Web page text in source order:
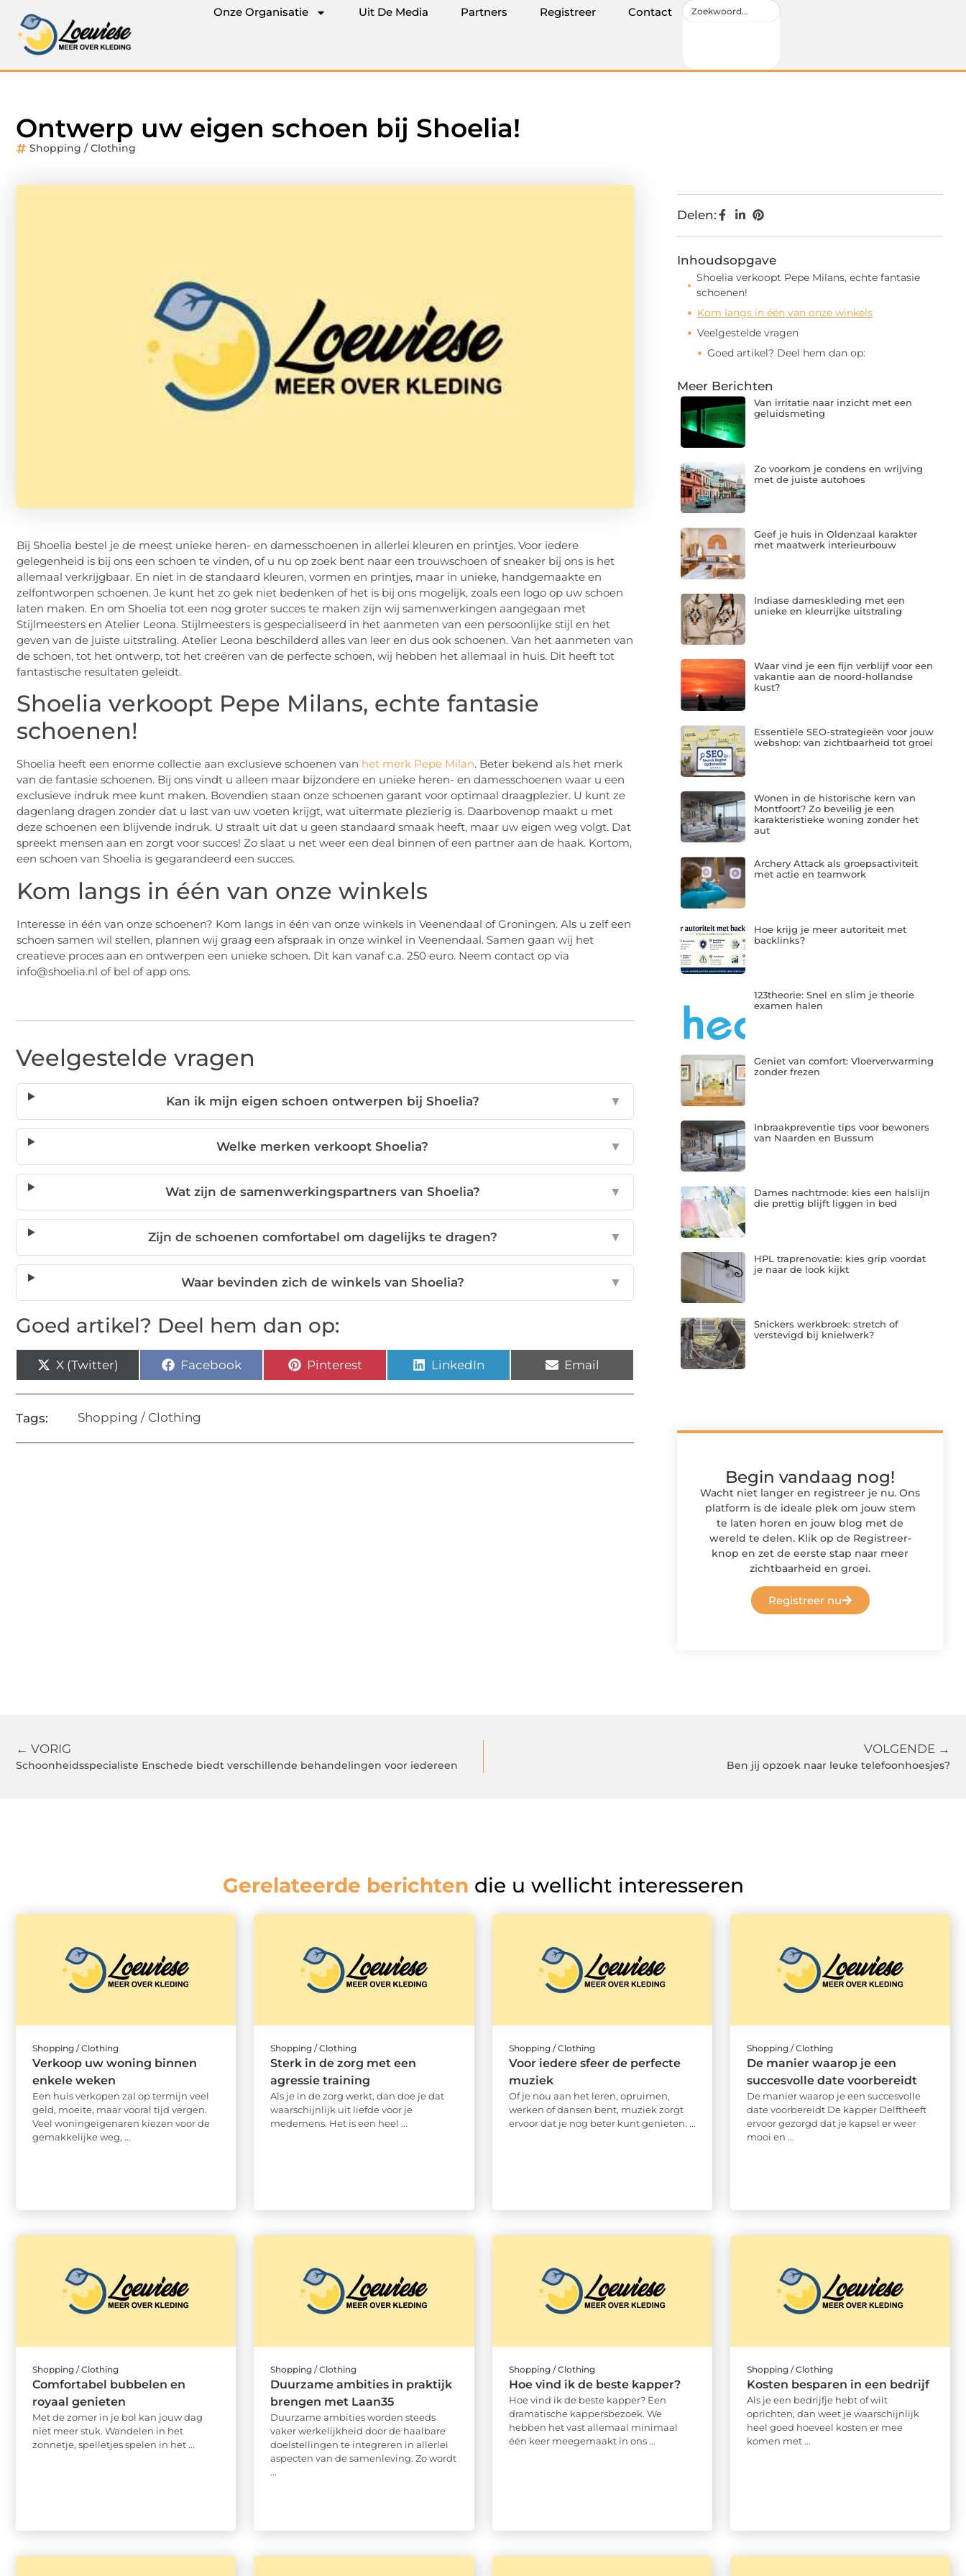
Onze Organisatie Uit De Media Partners Registreer Contact
Ontwerp uw eigen schoen bij Shoelia!
Shopping / Clothing
Bij Shoelia bestel je de meest unieke heren- en damesschoenen in allerlei kleuren en printjes. Voor iedere
gelegenheid is bij ons een schoen te vinden, of u nu op zoek bent naar een trouwschoen of sneaker bij ons is het
allemaal verkrijgbaar. En niet in de standaard kleuren, vormen en printjes, maar in unieke, handgemaakte en
zelfontworpen schoenen. Je kunt het zo gek niet bedenken of het is bij ons mogelijk, zoals een logo op uw schoen
laten maken. En om Shoelia tot een nog groter succes te maken zijn wij samenwerkingen aangegaan met
Stijlmeesters en Atelier Leona. Stijlmeesters is gespecialiseerd in het aanmeten van een persoonlijke stijl en het
geven van de juiste uitstraling. Atelier Leona beschilderd alles van leer en dus ook schoenen. Van het aanmeten van
de schoen, tot het ontwerp, tot het creëren van de perfecte schoen, wij hebben het allemaal in huis. Dit heeft tot
fantastische resultaten geleidt.
Shoelia verkoopt Pepe Milans, echte fantasie
schoenen!
Shoelia heeft een enorme collectie aan exclusieve schoenen van het merk Pepe Milan. Beter bekend als het merk
van de fantasie schoenen. Bij ons vindt u alleen maar bijzondere en unieke heren- en damesschoenen waar u een
exclusieve indruk mee kunt maken. Bovendien staan onze schoenen garant voor optimaal draagplezier. U kunt ze
dagenlang dragen zonder dat u last van uw voeten krijgt, wat uitermate plezierig is. Daarbovenop maakt u met
deze schoenen een blijvende indruk. U straalt uit dat u geen standaard smaak heeft, maar uw eigen weg volgt. Dat
spreekt mensen aan en zorgt voor succes! Zo slaat u net weer een deal binnen of een partner aan de haak. Kortom,
een schoen van Shoelia is gegarandeerd een succes.
Kom langs in één van onze winkels
Interesse in één van onze schoenen? Kom langs in één van onze winkels in Veenendaal of Groningen. Als u zelf een
schoen samen wil stellen, plannen wij graag een afspraak in onze winkel in Veenendaal. Samen gaan wij het
creatieve proces aan en ontwerpen een unieke schoen. Dit kan vanaf c.a. 250 euro. Neem contact op via
info@shoelia.nl of bel of app ons.
Veelgestelde vragen
Kan ik mijn eigen schoen ontwerpen bij Shoelia? ▼
Welke merken verkoopt Shoelia? ▼
Wat zijn de samenwerkingspartners van Shoelia? ▼
Zijn de schoenen comfortabel om dagelijks te dragen? ▼
Waar bevinden zich de winkels van Shoelia? ▼
Goed artikel? Deel hem dan op:
X (Twitter) Facebook Pinterest LinkedIn Email
Tags: Shopping / Clothing
Delen:
Inhoudsopgave
Shoelia verkoopt Pepe Milans, echte fantasie
schoenen!
Kom langs in één van onze winkels
Veelgestelde vragen
Goed artikel? Deel hem dan op:
Meer Berichten
Van irritatie naar inzicht met een
geluidsmeting
Zo voorkom je condens en wrijving
met de juiste autohoes
Geef je huis in Oldenzaal karakter
met maatwerk interieurbouw
Indiase dameskleding met een
unieke en kleurrijke uitstraling
Waar vind je een fijn verblijf voor een
vakantie aan de noord-hollandse
kust?
Essentiële SEO-strategieën voor jouw
webshop: van zichtbaarheid tot groei
Wonen in de historische kern van
Montfoort? Zo beveilig je een
karakteristieke woning zonder het
aut
Archery Attack als groepsactiviteit
met actie en teamwork
Hoe krijg je meer autoriteit met
backlinks?
123theorie: Snel en slim je theorie
examen halen
Geniet van comfort: Vloerverwarming
zonder frezen
Inbraakpreventie tips voor bewoners
van Naarden en Bussum
Dames nachtmode: kies een halslijn
die prettig blijft liggen in bed
HPL traprenovatie: kies grip voordat
je naar de look kijkt
Snickers werkbroek: stretch of
verstevigd bij knielwerk?
Begin vandaag nog!
Wacht niet langer en registreer je nu. Ons
platform is de ideale plek om jouw stem
te laten horen en jouw blog met de
wereld te delen. Klik op de Registreer-
knop en zet de eerste stap naar meer
zichtbaarheid en groei.
Registreer nu
← VORIG
Schoonheidsspecialiste Enschede biedt verschillende behandelingen voor iedereen
VOLGENDE →
Ben jij opzoek naar leuke telefoonhoesjes?
Gerelateerde berichten die u wellicht interesseren
Shopping / Clothing
Verkoop uw woning binnen
enkele weken
Een huis verkopen zal op termijn veel
geld, moeite, maar vooral tijd vergen.
Veel woningeigenaren kiezen voor de
gemakkelijke weg, ...
Shopping / Clothing
Sterk in de zorg met een
agressie training
Als je in de zorg werkt, dan doe je dat
waarschijnlijk uit liefde voor je
medemens. Het is een heel ...
Shopping / Clothing
Voor iedere sfeer de perfecte
muziek
Of je nou aan het leren, opruimen,
werken of dansen bent, muziek zorgt
ervoor dat je nog beter kunt genieten. ...
Shopping / Clothing
De manier waarop je een
succesvolle date voorbereidt
De manier waarop je een succesvolle
date voorbereidt De kapper Delftheeft
ervoor gezorgd dat je kapsel er weer
mooi en ...
Shopping / Clothing
Comfortabel bubbelen en
royaal genieten
Met de zomer in je bol kan jouw dag
niet meer stuk. Wandelen in het
zonnetje, spelletjes spelen in het ...
Shopping / Clothing
Duurzame ambities in praktijk
brengen met Laan35
Duurzame ambities worden steeds
vaker werkelijkheid door de haalbare
doelstellingen te integreren in allerlei
aspecten van de samenleving. Zo wordt
...
Shopping / Clothing
Hoe vind ik de beste kapper?
Hoe vind ik de beste kapper? Een
dramatische kappersbezoek. We
hebben het vast allemaal minimaal
één keer meegemaakt in ons ...
Shopping / Clothing
Kosten besparen in een bedrijf
Als je een bedrijfje hebt of wilt
oprichten, dan weet je waarschijnlijk
heel goed hoeveel kosten er mee
komen met ...